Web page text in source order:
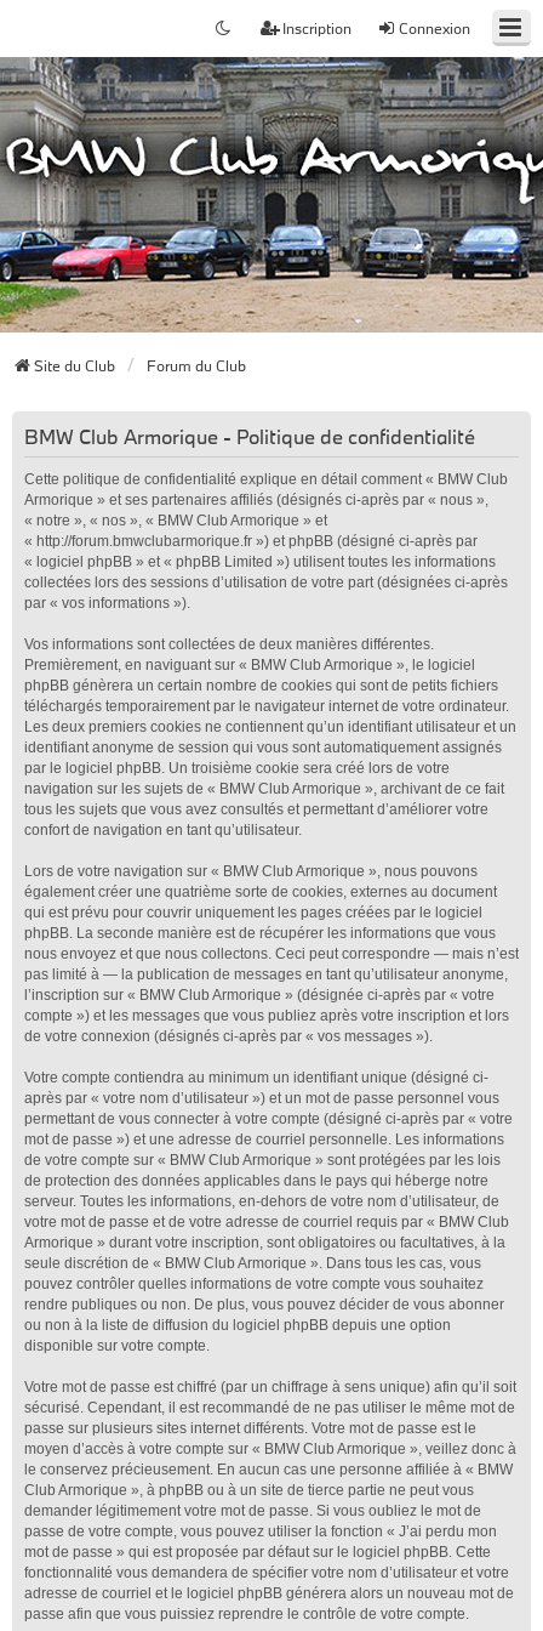
Connexion
Inscription
Site du Club Forum du Club
BMW Club Armorique - Politique de confidentialité
Cette politique de confidentialité explique en détail comment « BMW Club
Armorique » et ses partenaires affiliés (désignés ci-après par « nous »,
« notre », « nos », « BMW Club Armorique » et
« http://forum.bmwclubarmorique.fr ») et phpBB (désigné ci-après par
« logiciel phpBB » et « phpBB Limited ») utilisent toutes les informations
collectées lors des sessions d’utilisation de votre part (désignées ci-après
par « vos informations »).
Vos informations sont collectées de deux manières différentes.
Premièrement, en naviguant sur « BMW Club Armorique », le logiciel
phpBB génèrera un certain nombre de cookies qui sont de petits fichiers
téléchargés temporairement par le navigateur internet de votre ordinateur.
Les deux premiers cookies ne contiennent qu’un identifiant utilisateur et un
identifiant anonyme de session qui vous sont automatiquement assignés
par le logiciel phpBB. Un troisième cookie sera créé lors de votre
navigation sur les sujets de « BMW Club Armorique », archivant de ce fait
tous les sujets que vous avez consultés et permettant d’améliorer votre
confort de navigation en tant qu’utilisateur.
Lors de votre navigation sur « BMW Club Armorique », nous pouvons
également créer une quatrième sorte de cookies, externes au document
qui est prévu pour couvrir uniquement les pages créées par le logiciel
phpBB. La seconde manière est de récupérer les informations que vous
nous envoyez et que nous collectons. Ceci peut correspondre — mais n’est
pas limité à — la publication de messages en tant qu’utilisateur anonyme,
l’inscription sur « BMW Club Armorique » (désignée ci-après par « votre
compte ») et les messages que vous publiez après votre inscription et lors
de votre connexion (désignés ci-après par « vos messages »).
Votre compte contiendra au minimum un identifiant unique (désigné ci-
après par « votre nom d’utilisateur ») et un mot de passe personnel vous
permettant de vous connecter à votre compte (désigné ci-après par « votre
mot de passe ») et une adresse de courriel personnelle. Les informations
de votre compte sur « BMW Club Armorique » sont protégées par les lois
de protection des données applicables dans le pays qui héberge notre
serveur. Toutes les informations, en-dehors de votre nom d’utilisateur, de
votre mot de passe et de votre adresse de courriel requis par « BMW Club
Armorique » durant votre inscription, sont obligatoires ou facultatives, à la
seule discrétion de « BMW Club Armorique ». Dans tous les cas, vous
pouvez contrôler quelles informations de votre compte vous souhaitez
rendre publiques ou non. De plus, vous pouvez décider de vous abonner
ou non à la liste de diffusion du logiciel phpBB depuis une option
disponible sur votre compte.
Votre mot de passe est chiffré (par un chiffrage à sens unique) afin qu’il soit
sécurisé. Cependant, il est recommandé de ne pas utiliser le même mot de
passe sur plusieurs sites internet différents. Votre mot de passe est le
moyen d’accès à votre compte sur « BMW Club Armorique », veillez donc à
le conservez précieusement. En aucun cas une personne affiliée à « BMW
Club Armorique », à phpBB ou à un site de tierce partie ne peut vous
demander légitimement votre mot de passe. Si vous oubliez le mot de
passe de votre compte, vous pouvez utiliser la fonction « J’ai perdu mon
mot de passe » qui est proposée par défaut sur le logiciel phpBB. Cette
fonctionnalité vous demandera de spécifier votre nom d’utilisateur et votre
adresse de courriel et le logiciel phpBB générera alors un nouveau mot de
passe afin que vous puissiez reprendre le contrôle de votre compte.